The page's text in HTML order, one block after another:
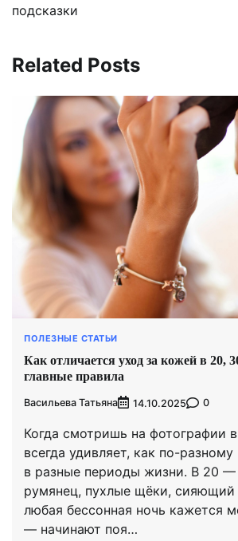
подсказки
Related Posts
ПОЛЕЗНЫЕ СТАТЬИ
Как отличается уход за кожей в 20,
главные правила
Васильева Татьяна 14.10.2025 0
Когда смотришь на фотографии
всегда удивляет, как по-
в разные периоды жизни. В 20 —
румянец, пухлые щёки, сияющий
любая бессонная ночь кажется
— начинают поя…